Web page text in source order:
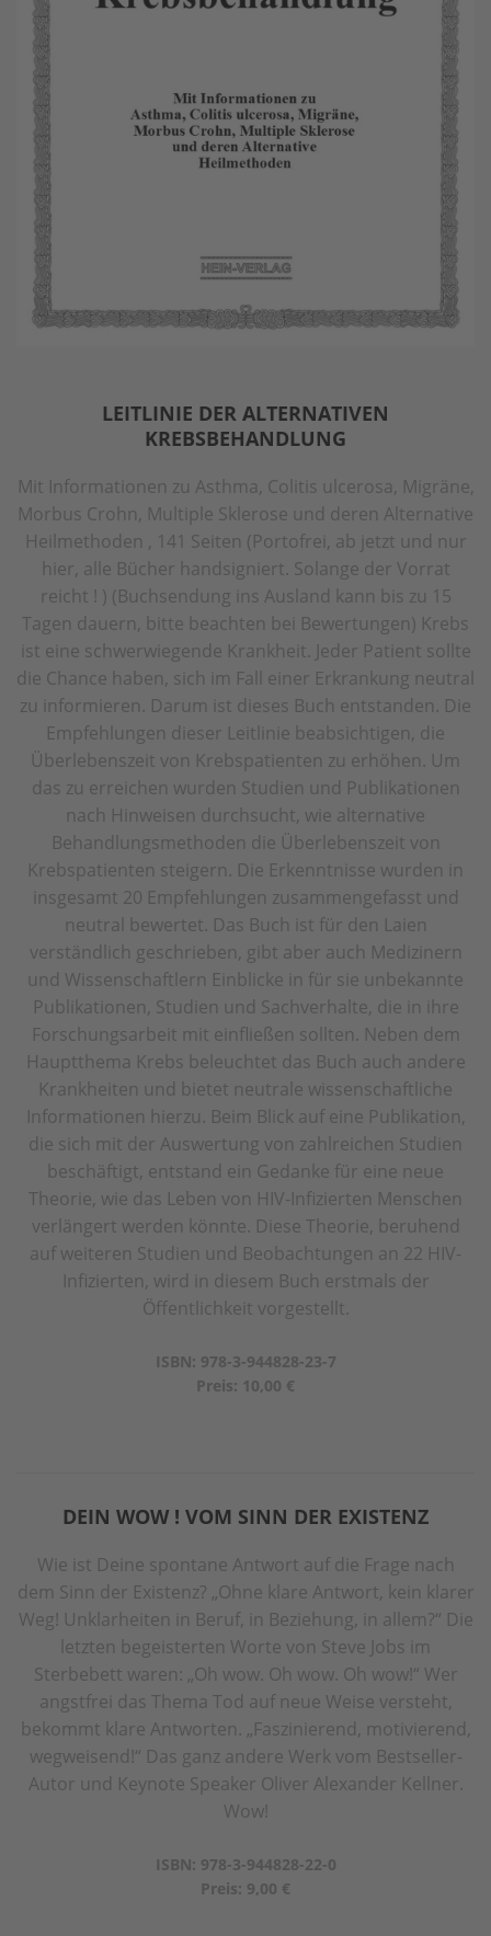
LEITLINIE DER ALTERNATIVEN
KREBSBEHANDLUNG
Mit Informationen zu Asthma, Colitis ulcerosa, Migräne,
Morbus Crohn, Multiple Sklerose und deren Alternative
Heilmethoden , 141 Seiten (Portofrei, ab jetzt und nur
hier, alle Bücher handsigniert. Solange der Vorrat
reicht ! ) (Buchsendung ins Ausland kann bis zu 15
Tagen dauern, bitte beachten bei Bewertungen) Krebs
ist eine schwerwiegende Krankheit. Jeder Patient sollte
die Chance haben, sich im Fall einer Erkrankung neutral
zu informieren. Darum ist dieses Buch entstanden. Die
Empfehlungen dieser Leitlinie beabsichtigen, die
Überlebenszeit von Krebspatienten zu erhöhen. Um
das zu erreichen wurden Studien und Publikationen
nach Hinweisen durchsucht, wie alternative
Behandlungsmethoden die Überlebenszeit von
Krebspatienten steigern. Die Erkenntnisse wurden in
insgesamt 20 Empfehlungen zusammengefasst und
neutral bewertet. Das Buch ist für den Laien
verständlich geschrieben, gibt aber auch Medizinern
und Wissenschaftlern Einblicke in für sie unbekannte
Publikationen, Studien und Sachverhalte, die in ihre
Forschungsarbeit mit einfließen sollten. Neben dem
Hauptthema Krebs beleuchtet das Buch auch andere
Krankheiten und bietet neutrale wissenschaftliche
Informationen hierzu. Beim Blick auf eine Publikation,
die sich mit der Auswertung von zahlreichen Studien
beschäftigt, entstand ein Gedanke für eine neue
Theorie, wie das Leben von HIV-Infizierten Menschen
verlängert werden könnte. Diese Theorie, beruhend
auf weiteren Studien und Beobachtungen an 22 HIV-
Infizierten, wird in diesem Buch erstmals der
Öffentlichkeit vorgestellt.
ISBN: 978-3-944828-23-7
Preis: 10,00 €
DEIN WOW ! VOM SINN DER EXISTENZ
Wie ist Deine spontane Antwort auf die Frage nach
dem Sinn der Existenz? „Ohne klare Antwort, kein klarer
Weg! Unklarheiten in Beruf, in Beziehung, in allem?“ Die
letzten begeisterten Worte von Steve Jobs im
Sterbebett waren: „Oh wow. Oh wow. Oh wow!“ Wer
angstfrei das Thema Tod auf neue Weise versteht,
bekommt klare Antworten. „Faszinierend, motivierend,
wegweisend!“ Das ganz andere Werk vom Bestseller-
Autor und Keynote Speaker Oliver Alexander Kellner.
Wow!
ISBN: 978-3-944828-22-0
Preis: 9,00 €